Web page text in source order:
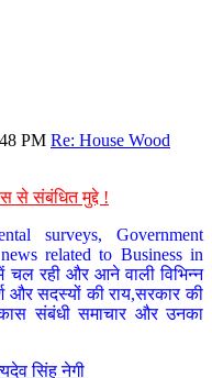
PM Re: House Wood
से संबंधित मुद्दे !
surveys, Government
related to Business in
चल रही और आने वाली विभिन्न
और सदस्यों की राय,सरकार की
संबंधी समाचार और उनका
सिंह नेगी